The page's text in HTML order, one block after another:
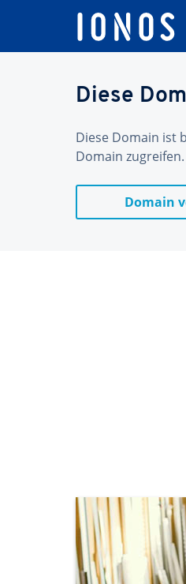
Diese
Diese Domain ist
Domain zugreifen.
Domain